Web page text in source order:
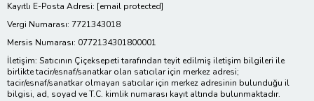
Kayıtlı E-Posta Adresi: [email protected]
Vergi Numarası: 7721343018
Mersis Numarası: 0772134301800001
İletişim: Satıcının Çiçeksepeti tarafından teyit edilmiş iletişim bilgileri ile
birlikte tacir/esnaf/sanatkar olan satıcılar için merkez adresi;
tacir/esnaf/sanatkar olmayan satıcılar için merkez adresinin bulunduğu il
bilgisi, ad, soyad ve T.C. kimlik numarası kayıt altında bulunmaktadır.